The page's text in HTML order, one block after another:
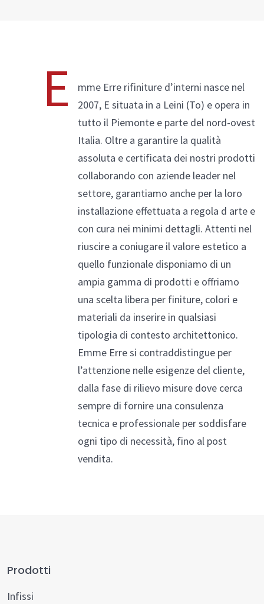
Compara prodotti
E
mme Erre rifiniture d’interni nasce nel
2007, E situata in a Leini (To) e opera in
tutto il Piemonte e parte del nord-ovest
Italia. Oltre a garantire la qualità
assoluta e certificata dei nostri prodotti
collaborando con aziende leader nel
settore, garantiamo anche per la loro
installazione effettuata a regola d arte e
con cura nei minimi dettagli. Attenti nel
riuscire a coniugare il valore estetico a
quello funzionale disponiamo di un
ampia gamma di prodotti e offriamo
una scelta libera per finiture, colori e
materiali da inserire in qualsiasi
tipologia di contesto architettonico.
Emme Erre si contraddistingue per
l’attenzione nelle esigenze del cliente,
dalla fase di rilievo misure dove cerca
sempre di fornire una consulenza
tecnica e professionale per soddisfare
ogni tipo di necessità, fino al post
vendita.
Prodotti
Infissi